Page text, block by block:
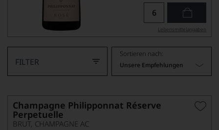
Lebensmittel­angaben
FILTER
Sortieren nach:
Unsere Empfehlungen
Champagne Philipponnat Réserve
Perpetuelle
BRUT, CHAMPAGNE AC